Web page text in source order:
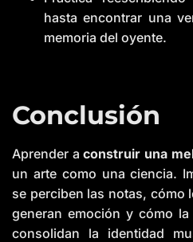
hasta encontrar una
memoria del oyente.
Conclusión
Aprender a construir una
un arte como una ciencia.
se perciben las notas, cómo
generan emoción y cómo
consolidan la identidad